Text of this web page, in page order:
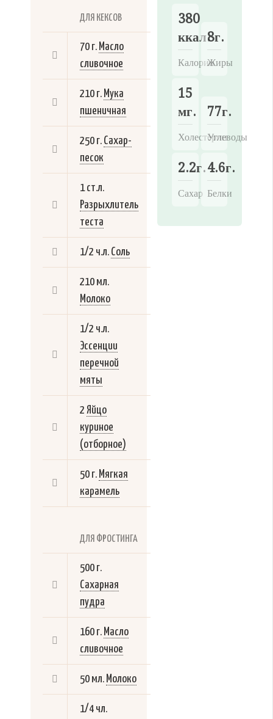
ДЛЯ КЕКСОВ
70 г. Масло
сливочное
210 г. Мука
пшеничная
250 г. Сахар-
песок
1 ст.л.
Разрыхлитель
теста
1/2 ч.л. Соль
210 мл.
Молоко
1/2 ч.л.
Эссенции
перечной
мяты
2 Яйцо
куриное
(отборное)
50 г. Мягкая
карамель
ДЛЯ ФРОСТИНГА
500 г.
Сахарная
пудра
160 г. Масло
сливочное
50 мл. Молоко
1/4 чл.
380
ккал.
Калории
8г.
Жиры
15
мг.
Холестерин
77г.
Углеводы
2.2г.
Сахар
4.6г.
Белки